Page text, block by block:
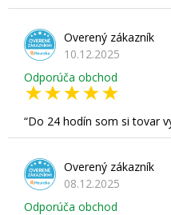
Overený zákazník
10.12.2025
Odporúča obchod
Do 24 hodín som si tovar
Overený zákazník
08.12.2025
Odporúča obchod